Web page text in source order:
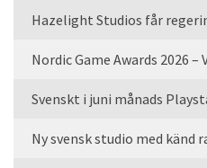
Hazelight Studios får
Nordic Game Awards 2026 –
Svenskt i juni månads
Ny svensk studio med känd